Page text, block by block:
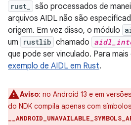
rust_
são processados de
arquivos AIDL não são
origem. Em vez disso, o módulo
um
rustlib chamado
que pode ser vinculado. Para
exemplo de AIDL em Rust.
Aviso: no Android 13 e em
do NDK compila apenas com